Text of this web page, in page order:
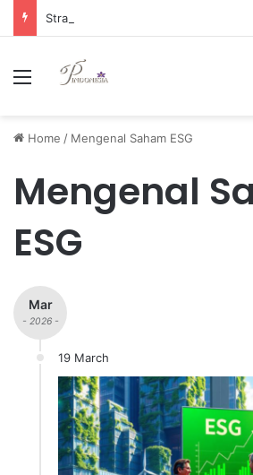
Menu
Home / Mengenal Saham ESG
Mengenal
ESG
Mar
- 2026 -
19 March